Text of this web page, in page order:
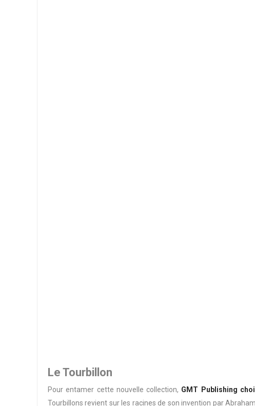
Le Tourbillon
Pour entamer cette nouvelle collection, GMT Publishing
Tourbillons revient sur les racines de son invention par